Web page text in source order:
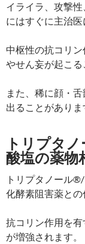
イライラ、攻撃
にはすぐに主治医
中枢性の抗コリ
やせん妄が起こる
また、稀に顔・
出ることがありま
トリプタ
酸塩の薬物
トリプタノール
化酵素阻害薬との
抗コリン作用を
が増強されます。